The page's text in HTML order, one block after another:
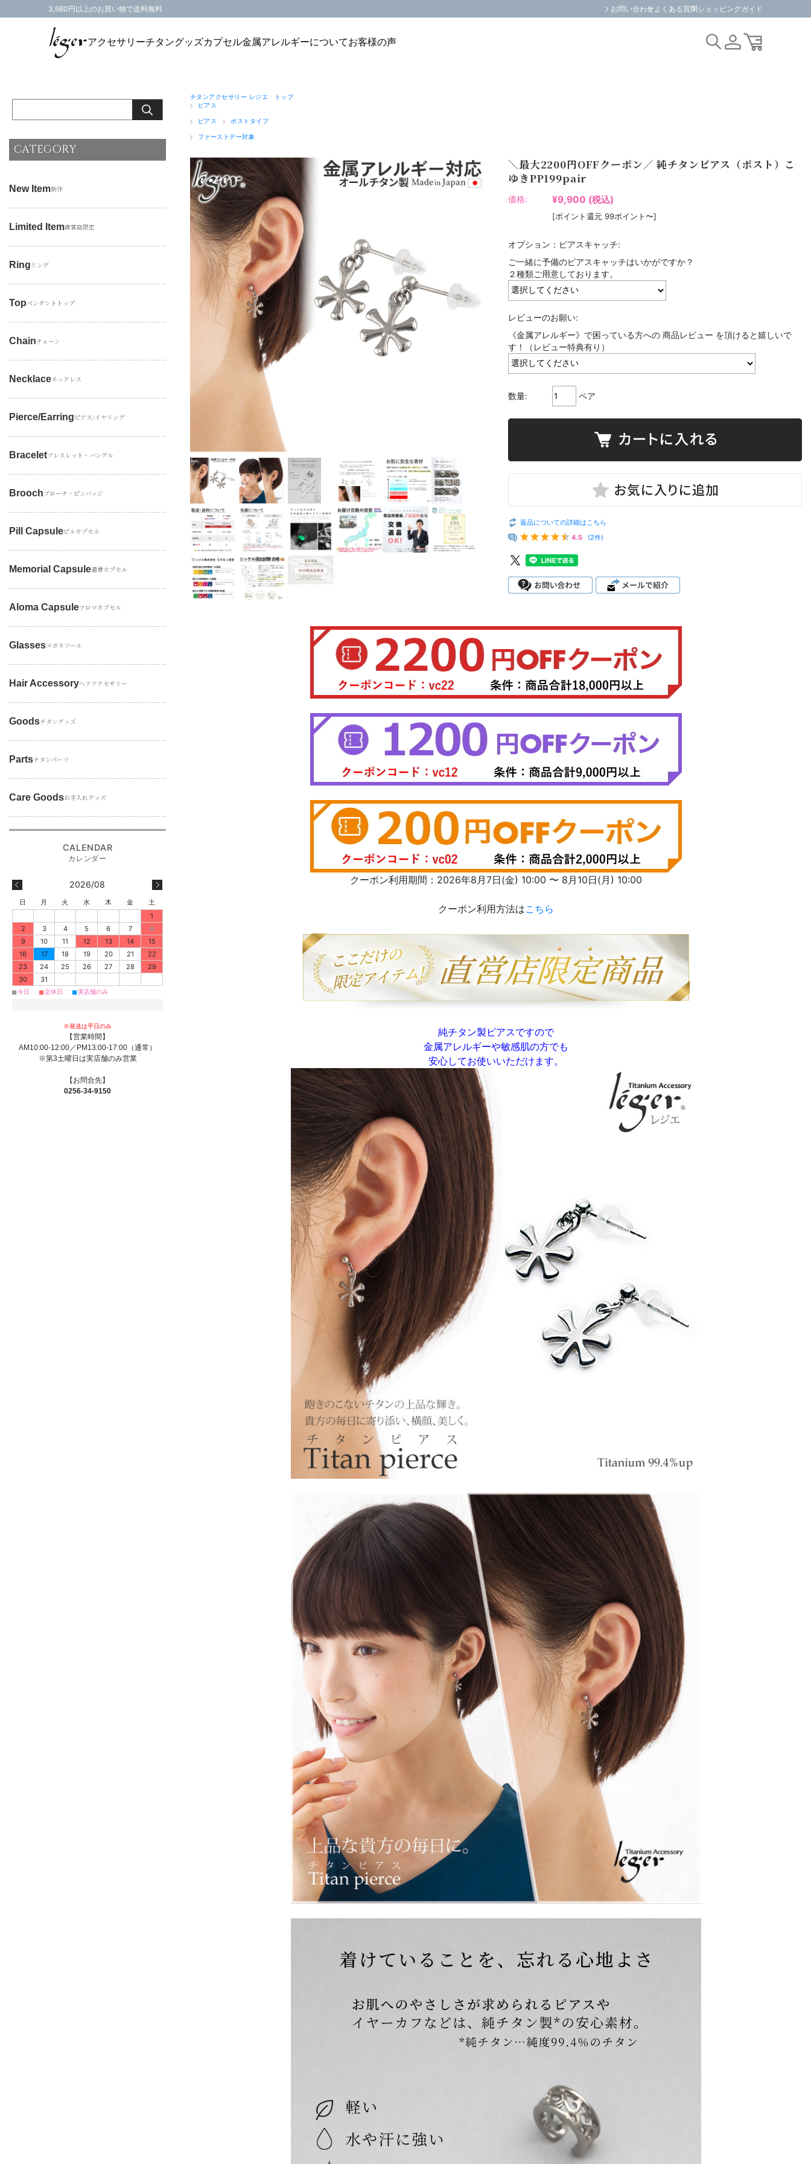
3,980円以上のお買い物で送料無料 お問い合わせ よくある質問ショッピングガイド
アクセサリーチタングッズカプセル金属アレルギーについてお客様の声
チタンアクセサリー レジエ トップ
ピアス
ピアス ポストタイプ
ファーストデー対象
＼最大2200円OFFクーポン／ 純チタンピアス（ポスト）こ
ゆきPP199pair
価格: ¥9,900 (税込)
[ポイント還元 99ポイント〜]
オプション：ピアスキャッチ:
ご一緒に予備のピアスキャッチはいかがですか？
２種類ご用意しております。
レビューのお願い:
《金属アレルギー》で困っている方への 商品レビュー を頂けると嬉しいで
す！（レビュー特典有り）
数量: ペア
返品についての詳細はこちら
4.5
(2件)
クーポン利用期間：2026年8月7日(金) 10:00 〜 8月10日(月) 10:00
クーポン利用方法はこちら
純チタン製ピアスですので
金属アレルギーや敏感肌の方でも
安心してお使いいただけます。
CATEGORY
New Item新作
Limited Item直営店限定
Ring リング
Topペンダントトップ
Chainチェーン
Necklaceネックレス
Pierce/earring ピアス/イヤリング
Braceletブレスレット・バングル
Broochブローチ・ピンバッジ
Pill Capsuleピルカプセル
Memorial Capsule遺骨カプセル
Aloma Capsuleアロマカプセル
Glassesメガネツール
Hair Accessoryヘアアクセサリー
Goodsチタングッズ
Partsチタンパーツ
Care Goodsお手入れグッズ
2026/08
日 月 火 水 木 金
土
1
2
3 4 5 6 7
8
9
10 11 12 13 14
15
16
17 18 19 20 21
22
23
24 25 26 27 28
29
30
31
■今日 ■定休日 ■実店舗のみ
※発送は平日のみ
【営業時間】
AM10:00-12:00／PM13:00-17:00（通常）
※第3土曜日は実店舗のみ営業
【お問合先】
0256-34-9150